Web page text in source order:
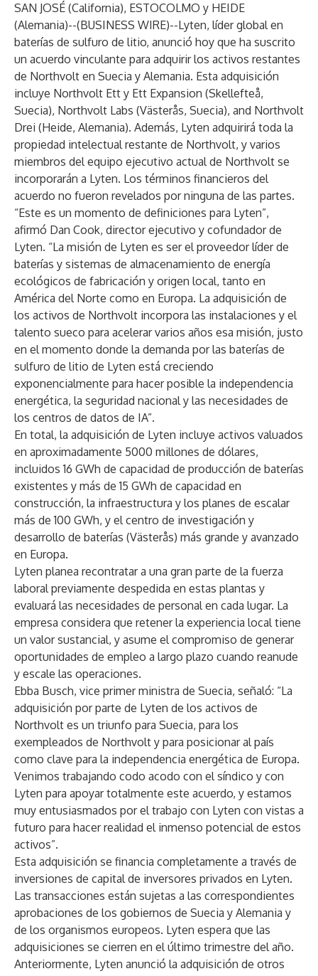
SAN JOSÉ (California), ESTOCOLMO y HEIDE
(Alemania)--(BUSINESS WIRE)--Lyten, líder global en
baterías de sulfuro de litio, anunció hoy que ha suscrito
un acuerdo vinculante para adquirir los activos restantes
de Northvolt en Suecia y Alemania. Esta adquisición
incluye Northvolt Ett y Ett Expansion (Skellefteå,
Suecia), Northvolt Labs (Västerås, Suecia), and Northvolt
Drei (Heide, Alemania). Además, Lyten adquirirá toda la
propiedad intelectual restante de Northvolt, y varios
miembros del equipo ejecutivo actual de Northvolt se
incorporarán a Lyten. Los términos financieros del
acuerdo no fueron revelados por ninguna de las partes.
“Este es un momento de definiciones para Lyten”,
afirmó Dan Cook, director ejecutivo y cofundador de
Lyten. “La misión de Lyten es ser el proveedor líder de
baterías y sistemas de almacenamiento de energía
ecológicos de fabricación y origen local, tanto en
América del Norte como en Europa. La adquisición de
los activos de Northvolt incorpora las instalaciones y el
talento sueco para acelerar varios años esa misión, justo
en el momento donde la demanda por las baterías de
sulfuro de litio de Lyten está creciendo
exponencialmente para hacer posible la independencia
energética, la seguridad nacional y las necesidades de
los centros de datos de IA”.
En total, la adquisición de Lyten incluye activos valuados
en aproximadamente 5000 millones de dólares,
incluidos 16 GWh de capacidad de producción de baterías
existentes y más de 15 GWh de capacidad en
construcción, la infraestructura y los planes de escalar
más de 100 GWh, y el centro de investigación y
desarrollo de baterías (Västerås) más grande y avanzado
en Europa.
Lyten planea recontratar a una gran parte de la fuerza
laboral previamente despedida en estas plantas y
evaluará las necesidades de personal en cada lugar. La
empresa considera que retener la experiencia local tiene
un valor sustancial, y asume el compromiso de generar
oportunidades de empleo a largo plazo cuando reanude
y escale las operaciones.
Ebba Busch, vice primer ministra de Suecia, señaló: “La
adquisición por parte de Lyten de los activos de
Northvolt es un triunfo para Suecia, para los
exempleados de Northvolt y para posicionar al país
como clave para la independencia energética de Europa.
Venimos trabajando codo acodo con el síndico y con
Lyten para apoyar totalmente este acuerdo, y estamos
muy entusiasmados por el trabajo con Lyten con vistas a
futuro para hacer realidad el inmenso potencial de estos
activos”.
Esta adquisición se financia completamente a través de
inversiones de capital de inversores privados en Lyten.
Las transacciones están sujetas a las correspondientes
aprobaciones de los gobiernos de Suecia y Alemania y
de los organismos europeos. Lyten espera que las
adquisiciones se cierren en el último trimestre del año.
Anteriormente, Lyten anunció la adquisición de otros